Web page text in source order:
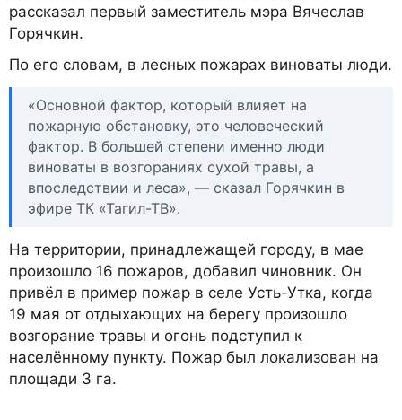
рассказал первый заместитель мэра Вячеслав
Горячкин.
По его словам, в лесных пожарах виноваты люди.
«Основной фактор, который влияет на
пожарную обстановку, это человеческий
фактор. В большей степени именно люди
виноваты в возгораниях сухой травы, а
впоследствии и леса», — сказал Горячкин в
эфире ТК «Тагил-ТВ».
На территории, принадлежащей городу, в мае
произошло 16 пожаров, добавил чиновник. Он
привёл в пример пожар в селе Усть-Утка, когда
19 мая от отдыхающих на берегу произошло
возгорание травы и огонь подступил к
населённому пункту. Пожар был локализован на
площади 3 га.